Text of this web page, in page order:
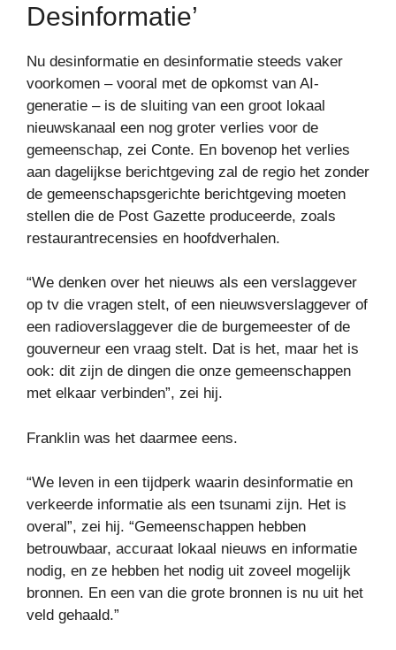
Desinformatie’
Nu desinformatie en desinformatie steeds vaker
voorkomen – vooral met de opkomst van AI-
generatie – is de sluiting van een groot lokaal
nieuwskanaal een nog groter verlies voor de
gemeenschap, zei Conte. En bovenop het verlies
aan dagelijkse berichtgeving zal de regio het zonder
de gemeenschapsgerichte berichtgeving moeten
stellen die de Post Gazette produceerde, zoals
restaurantrecensies en hoofdverhalen.
“We denken over het nieuws als een verslaggever
op tv die vragen stelt, of een nieuwsverslaggever of
een radioverslaggever die de burgemeester of de
gouverneur een vraag stelt. Dat is het, maar het is
ook: dit zijn de dingen die onze gemeenschappen
met elkaar verbinden”, zei hij.
Franklin was het daarmee eens.
“We leven in een tijdperk waarin desinformatie en
verkeerde informatie als een tsunami zijn. Het is
overal”, zei hij. “Gemeenschappen hebben
betrouwbaar, accuraat lokaal nieuws en informatie
nodig, en ze hebben het nodig uit zoveel mogelijk
bronnen. En een van die grote bronnen is nu uit het
veld gehaald.”